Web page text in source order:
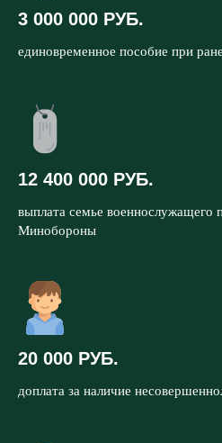
3 000 000 РУБ.
единовременное пособие при
12 400 000 РУБ.
выплата семье военнослужащего
Минобороны
20 000 РУБ.
доплата за наличие